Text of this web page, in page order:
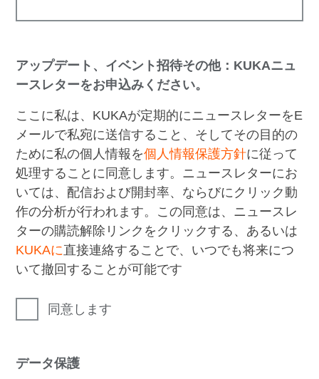
アップデート、イベント招待その他：KUKAニュ
ースレターをお申込みください。
ここに私は、KUKAが定期的にニュースレターをE
メールで私宛に送信すること、そしてその目的の
ために私の個人情報を個人情報保護方針に従って
処理することに同意します。ニュースレターにお
いては、配信および開封率、ならびにクリック動
作の分析が行われます。この同意は、ニュースレ
ターの購読解除リンクをクリックする、あるいは
KUKAに直接連絡することで、いつでも将来につ
いて撤回することが可能です
同意します
データ保護